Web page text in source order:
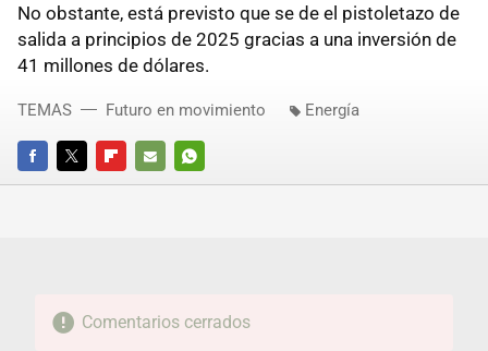
No obstante, está previsto que se de el pistoletazo de
salida a principios de 2025 gracias a una inversión de
41 millones de dólares.
FACEBOOKTWITTERFLIPBOARD
E-
WHATSAPP
TEMAS Futuro en movimiento Energía
Comentarios cerrados